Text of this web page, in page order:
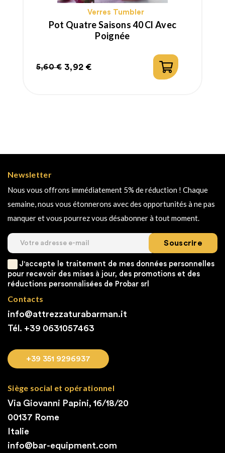
Verres Tumbler
Pot Quatre Saisons 40 Cl Avec
Poignée
Prix
5,60 €
Prix
3,92 €
Newsletter
Nous vous offrons immédiatement 5% de réduction ! Chaque
semaine, nous vous étonnerons avec des opportunités à ne pas
manquer et vous pourrez vous désabonner à tout moment.
Souscrire
J'accepte le traitement de mes données personnelles
pour recevoir des mises à jour, des promotions et des
réductions personnalisées de Probar srl
Contacts
info@attrezzaturabarman.it
Tél. +39 0631057463
+39 351 9296937
Siège social et opérationnel
Via Giovanni Papini, 16/18/20
00137 Rome
Italie
info@bar-equipment.com